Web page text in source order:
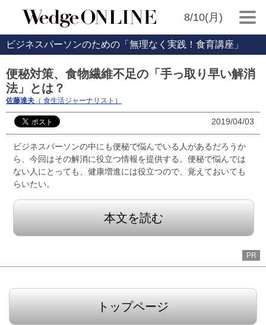
8/10(月)
ビジネスパーソンのための「無理なく実践！食育講座」
便秘対策、食物繊維不足の「手っ取り早い解消
法」とは？
佐藤達夫 （ 食生活ジャーナリスト）
2019/04/03
ビジネスパーソンの中にも便秘で悩んでいる人があるだろうか
ら、今回はその解消に役立つ情報を提供する。便秘で悩んでは
ない人にとっても、健康増進には役立つので、覚えておいても
らいたい。
本文を読む
PR
トップページ